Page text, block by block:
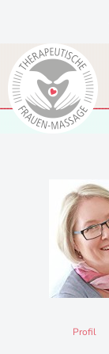
Profil